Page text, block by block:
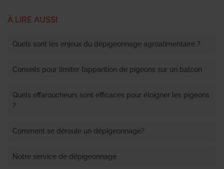
À LIRE AUSSI
Quels sont les enjeux du dépigeonnage agroalimentaire ?
Conseils pour limiter l’apparition de pigeons sur un balcon
Quels effaroucheurs sont efficaces pour éloigner les pigeons
?
Comment se déroule un dépigeonnage?
Notre service de dépigeonnage